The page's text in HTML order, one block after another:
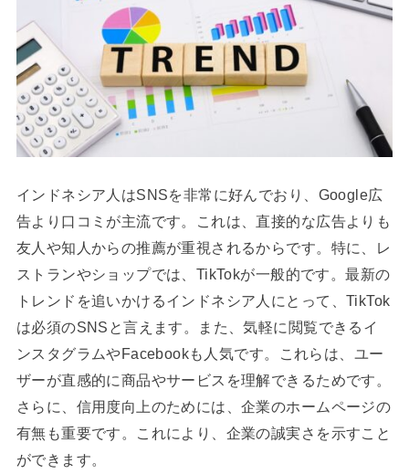
インドネシア人はSNSを非常に好んでおり、Google広
告より口コミが主流です。これは、直接的な広告よりも
友人や知人からの推薦が重視されるからです。特に、レ
ストランやショップでは、TikTokが一般的です。最新の
トレンドを追いかけるインドネシア人にとって、TikTok
は必須のSNSと言えます。また、気軽に閲覧できるイ
ンスタグラムやFacebookも人気です。これらは、ユー
ザーが直感的に商品やサービスを理解できるためです。
さらに、信用度向上のためには、企業のホームページの
有無も重要です。これにより、企業の誠実さを示すこと
ができます。